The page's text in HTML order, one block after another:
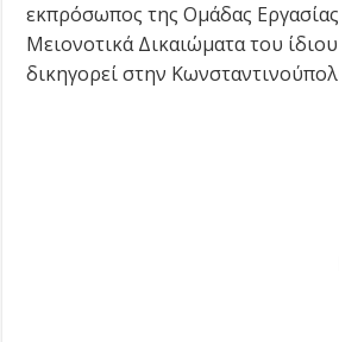
εκπρόσωπος της Ομάδας Εργασίας
Μειονοτικά Δικαιώματα του
δικηγορεί στην